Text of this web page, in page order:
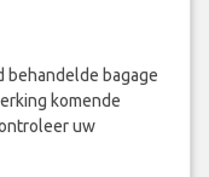
behandelde bagage
komende
uw